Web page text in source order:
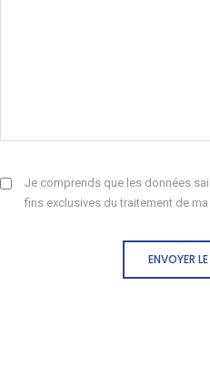
Je comprends que les données
fins exclusives du traitement de
ENVOYER